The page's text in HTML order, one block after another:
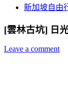
新加坡自由
[雲林古坑] 日
Leave a comment